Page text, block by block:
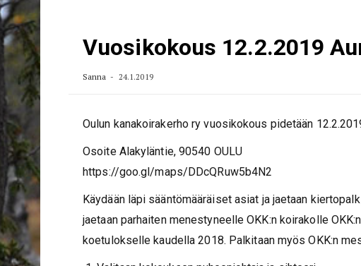
Vuosikokous 12.2.2019
Sanna 24.1.2019
Oulun kanakoirakerho ry vuosikokous pidetään
Osoite Alakyläntie, 90540 OULU
https://goo.gl/maps/DDcQRuw5b4N2
Käydään läpi sääntömääräiset asiat ja jaetaan
jaetaan parhaiten menestyneelle OKK:n koirakolle
koetulokselle kaudella 2018. Palkitaan myös OKK:n